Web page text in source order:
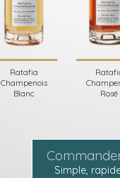
Ratafia
Champenois
Blanc
Rosé
Simple,